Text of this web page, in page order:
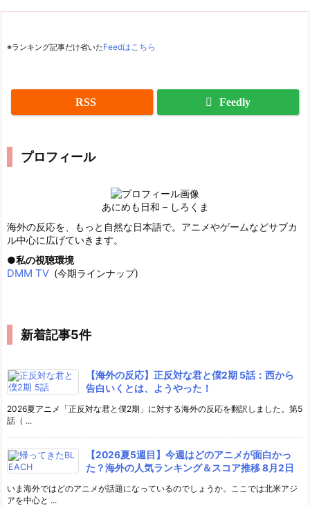
※ランキング記事だけ省いたFeedはこちら
RSS Feedly
プロフィール
あにめも日和 – しろくま
海外の反応を、もっと自然な日本語で。アニメやゲームなどサブカ
ル中心に広げていきます。
私の視聴環境
DMM TV (今期ラインナップ)
新着記事5件
【海外の反応】正反対な君と僕2期 5話：西から
告白いくとは、ようやった！
2026夏アニメ「正反対な君と僕2期」に対する海外の反応を翻訳しました。第5
話（ ...
【2026夏5週目】今週はどのアニメが面白かっ
た？海外の人気ランキング＆スコア推移 8月2日
いま海外ではどのアニメが話題になっているのでしょうか。ここでは北米アジ
アを中心と ...